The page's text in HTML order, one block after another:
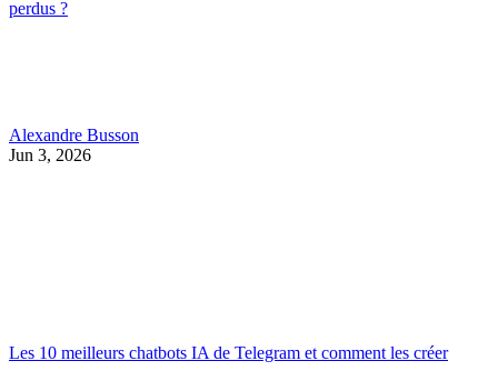
perdus ?
Alexandre Busson
Jun 3, 2026
Les 10 meilleurs chatbots IA de Telegram et comment les créer